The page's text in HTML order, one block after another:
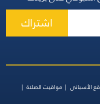
اشتراك
الأسباني
مواقيت الصلاة